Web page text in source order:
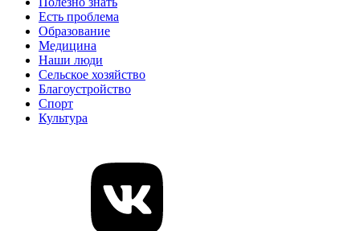
Есть проблема
Образование
Медицина
Наши люди
Сельское хозяйство
Благоустройство
Спорт
Культура